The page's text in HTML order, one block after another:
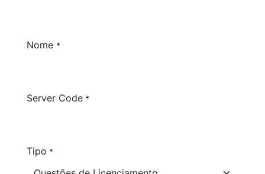
Nome *
Server Code *
Tipo *